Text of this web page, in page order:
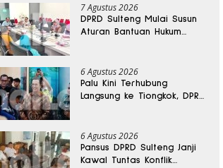
7 Agustus 2026
DPRD Sulteng Mulai Susun
Aturan Bantuan Hukum
6 Agustus 2026
Palu Kini Terhubung
Langsung ke Tiongkok, DPRD
6 Agustus 2026
Pansus DPRD Sulteng Janji
Kawal Tuntas Konflik